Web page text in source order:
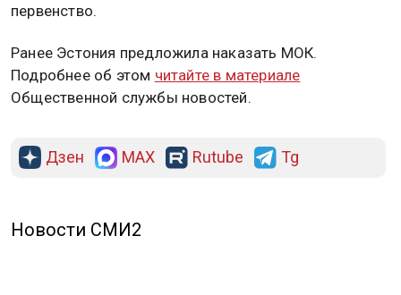
первенство.
Ранее Эстония предложила наказать МОК.
Подробнее об этом читайте в материале
Общественной службы новостей.
Дзен MAX Rutube Tg
Новости СМИ2